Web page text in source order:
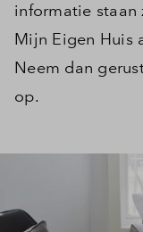
informatie
Mijn Eigen Huis
Neem dan
op.